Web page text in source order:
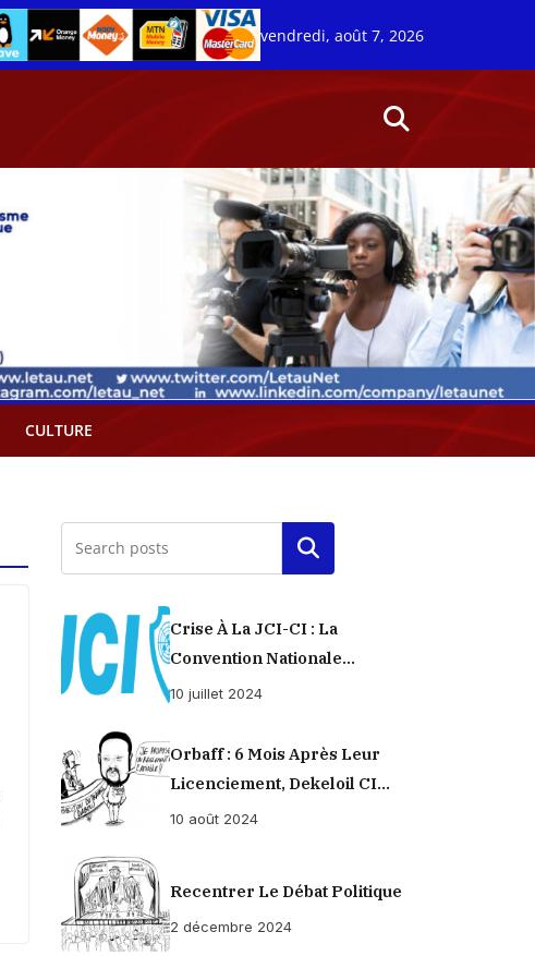
vendredi, août 7, 2026
CULTURE
Rechercher
Crise À La JCI-CI : La
Convention Nationale
Provisoirement Suspendue
10 juillet 2024
Orbaff : 6 Mois Après Leur
Licenciement, Dekeloil CI
Propose À Ses Ex-Ouvriers Un
10 août 2024
Recentrer Le Débat Politique
2 décembre 2024